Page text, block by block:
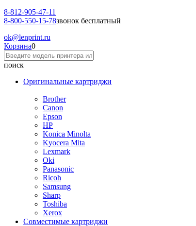
8-812-905-47-11
8-800-550-15-78звонок бесплатный
ok@lenprint.ru
Корзина0
поиск
Оригинальные картриджи
Brother
Canon
Epson
HP
Konica Minolta
Kyocera Mita
Lexmark
Oki
Panasonic
Ricoh
Samsung
Sharp
Toshiba
Xerox
Совместимые картриджи